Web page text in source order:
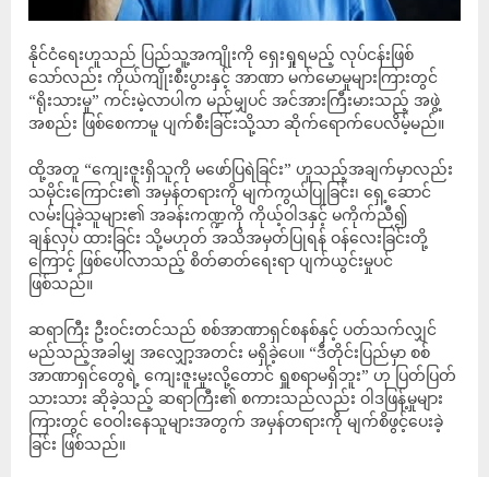
နိုင်ငံရေးဟူသည် ပြည်သူ့အကျိုးကို ရှေးရှုရမည့် လုပ်ငန်းဖြစ်
သော်လည်း ကိုယ်ကျိုးစီးပွားနှင့် အာဏာ မက်မောမှုများကြားတွင်
“ရိုးသားမှု” ကင်းမဲ့လာပါက မည်မျှပင် အင်အားကြီးမားသည့် အဖွဲ့
အစည်း ဖြစ်စေကာမူ ပျက်စီးခြင်းသို့သာ ဆိုက်ရောက်ပေလိမ့်မည်။
ထို့အတူ “ကျေးဇူးရှိသူကို မဖော်ပြရဲခြင်း” ဟူသည့်အချက်မှာလည်း
သမိုင်းကြောင်း၏ အမှန်တရားကို မျက်ကွယ်ပြုခြင်း၊ ရှေ့ဆောင်
လမ်းပြခဲ့သူများ၏ အခန်းကဏ္ဍကို ကိုယ့်ဝါဒနှင့် မကိုက်ညီ၍
ချန်လှပ် ထားခြင်း သို့မဟုတ် အသိအမှတ်ပြုရန် ဝန်လေးခြင်းတို့
ကြောင့် ဖြစ်ပေါ်လာသည့် စိတ်ဓာတ်ရေးရာ ပျက်ယွင်းမှုပင်
ဖြစ်သည်။
ဆရာကြီး ဦးဝင်းတင်သည် စစ်အာဏာရှင်စနစ်နှင့် ပတ်သက်လျှင်
မည်သည့်အခါမျှ အလျှော့အတင်း မရှိခဲ့ပေ။ “ဒီတိုင်းပြည်မှာ စစ်
အာဏာရှင်တွေရဲ့ ကျေးဇူးမူးလို့တောင် ရှူစရာမရှိဘူး” ဟု ပြတ်ပြတ်
သားသား ဆိုခဲ့သည့် ဆရာကြီး၏ စကားသည်လည်း ဝါဒဖြန့်မှုများ
ကြားတွင် ဝေဝါးနေသူများအတွက် အမှန်တရားကို မျက်စိဖွင့်ပေးခဲ့
ခြင်း ဖြစ်သည်။